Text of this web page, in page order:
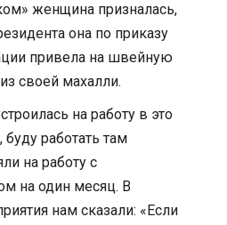
женщина призналась,
она по приказу
привела на швейную
своей махалли.
на работу в это
работать там
на работу с
на один месяц. В
нам сказали: «Если